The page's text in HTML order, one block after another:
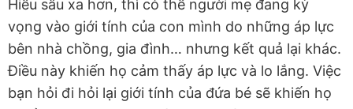
Hiểu sâu xa hơn, thì có thể người mẹ đang kỳ
vọng vào giới tính của con mình do những áp lực
bên nhà chồng, gia đình… nhưng kết quả lại khác.
Điều này khiến họ cảm thấy áp lực và lo lắng. Việc
bạn hỏi đi hỏi lại giới tính của đứa bé sẽ khiến họ